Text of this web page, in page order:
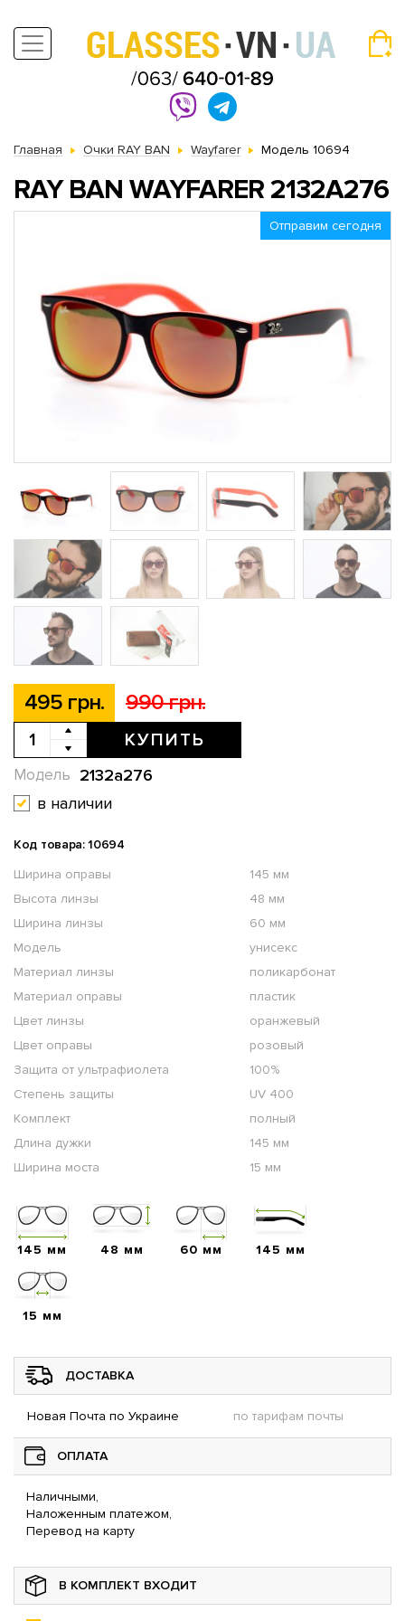
Главная Очки RAY BAN Wayfarer Модель 10694
RAY BAN WAYFARER 2132A276
Отправим сегодня
495 грн. 990 грн.
КУПИТЬ
2132a276
Модель
в наличии
Код товара: 10694
Ширина оправы
145 мм
Высота линзы
48 мм
Ширина линзы
60 мм
Модель
унисекс
Материал линзы
поликарбонат
Материал оправы
пластик
Цвет линзы
оранжевый
Цвет оправы
розовый
Защита от ультрафиолета
100%
Степень защиты
UV 400
Комплект
полный
Длина дужки
145 мм
Ширина моста
15 мм
145 мм 48 мм 60 мм 145 мм
15 мм
ДОСТАВКА
Новая Почта по Украине по тарифам почты
ОПЛАТА
Наличными,
Наложенным платежом,
Перевод на карту
В КОМПЛЕКТ ВХОДИТ